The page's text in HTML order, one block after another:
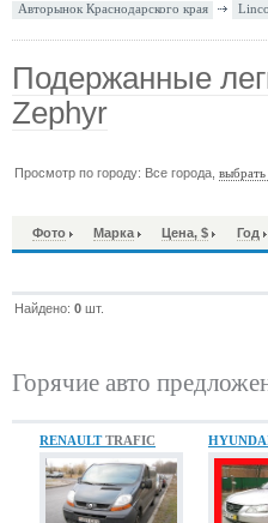
Авторынок Краснодарского края
Подержанные
Zephyr
Просмотр по городу: Все города,
Фото Марка Цена, $ Год
Найдено:0 шт.
Горячие авто
RENAULTTRAFIC